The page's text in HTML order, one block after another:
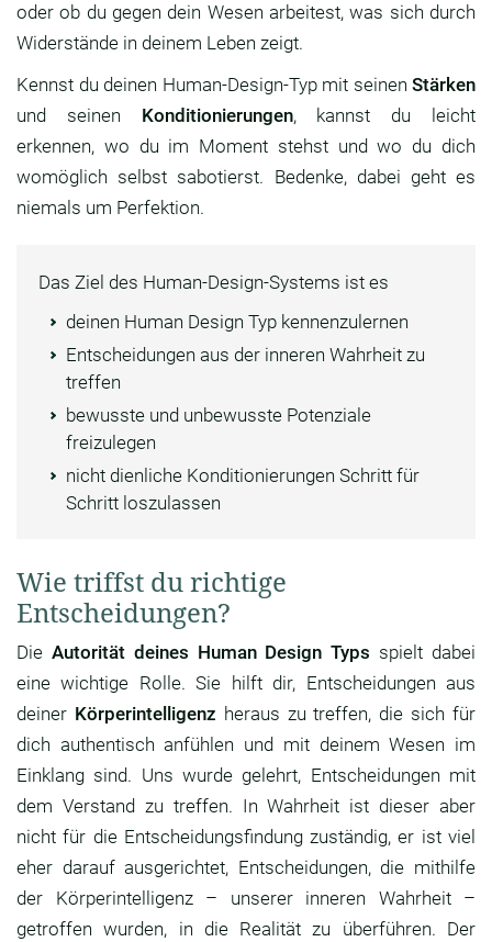
oder ob du gegen dein Wesen arbeitest, was sich durch
Widerstände in deinem Leben zeigt.
Kennst du deinen Human-Design-Typ mit seinen Stärken
und seinen Konditionierungen, kannst du leicht
erkennen, wo du im Moment stehst und wo du dich
womöglich selbst sabotierst. Bedenke, dabei geht es
niemals um Perfektion.
Das Ziel des Human-Design-Systems ist es
deinen Human Design Typ kennenzulernen
Entscheidungen aus der inneren Wahrheit zu
treffen
bewusste und unbewusste Potenziale
freizulegen
nicht dienliche Konditionierungen Schritt für
Schritt loszulassen
Wie triffst du richtige
Entscheidungen?
Die Autorität deines Human Design Typs spielt dabei
eine wichtige Rolle. Sie hilft dir, Entscheidungen aus
deiner Körperintelligenz heraus zu treffen, die sich für
dich authentisch anfühlen und mit deinem Wesen im
Einklang sind. Uns wurde gelehrt, Entscheidungen mit
dem Verstand zu treffen. In Wahrheit ist dieser aber
nicht für die Entscheidungsfindung zuständig, er ist viel
eher darauf ausgerichtet, Entscheidungen, die mithilfe
der Körperintelligenz – unserer inneren Wahrheit –
getroffen wurden, in die Realität zu überführen. Der